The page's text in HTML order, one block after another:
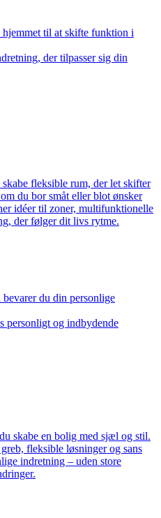
til at skifte funktion i
der tilpasser sig din
fleksible rum, der let skifter
du bor småt eller blot ønsker
idéer til zoner, multifunktionelle
der følger dit livs rytme.
du din personlige
personligt og indbydende
skabe en bolig med sjæl og stil.
fleksible løsninger og sans
indretning – uden store